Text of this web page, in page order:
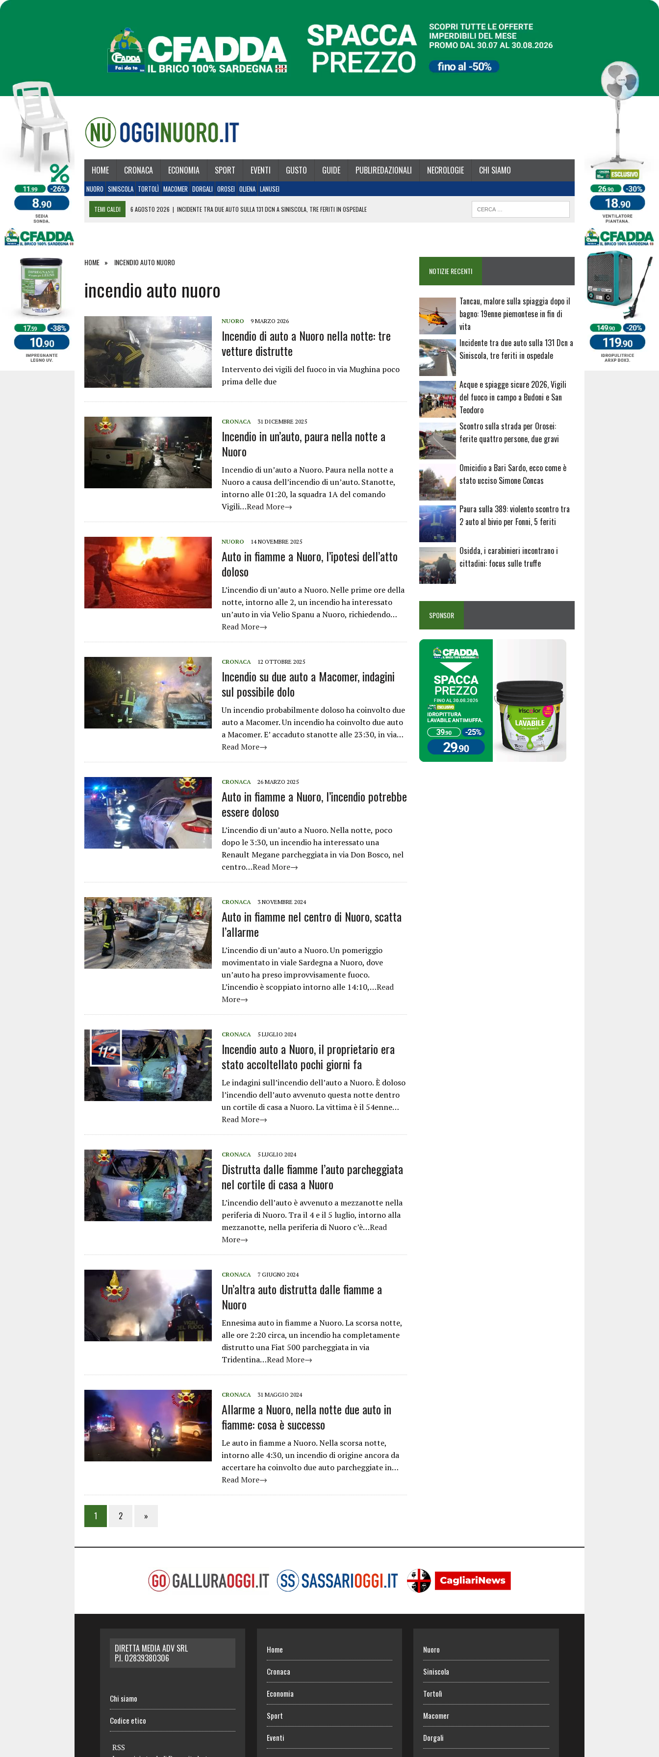
HOME CRONACA ECONOMIA SPORT EVENTI GUSTO GUIDE PUBLIREDAZIONALI NECROLOGIE CHI SIAMO
NUORO SINISCOLA TORTOLÌ MACOMER DORGALI OROSEI OLIENA LANUSEI
TEMI CALDI 6 AGOSTO 2026 | INCIDENTE TRA DUE AUTO SULLA 131 DCN A SINISCOLA, TRE FERITI IN OSPEDALE
27 LUGLIO 2026 | OMICIDIO A BARI SARDO, ECCO COME È STATO UCCISO SIMONE CONCAS
HOME INCENDIO AUTO NUORO
incendio auto nuoro
NUORO 9 MARZO 2026
Incendio di auto a Nuoro nella notte: tre
vetture distrutte
Intervento dei vigili del fuoco in via Mughina poco
prima delle due
CRONACA 31 DICEMBRE 2025
Incendio in un’auto, paura nella notte a
Nuoro
Incendio di un’auto a Nuoro. Paura nella notte a
Nuoro a causa dell’incendio di un’auto. Stanotte,
intorno alle 01:20, la squadra 1A del comando
Vigili…Read More→
NUORO 14 NOVEMBRE 2025
Auto in fiamme a Nuoro, l’ipotesi dell’atto
doloso
L’incendio di un’auto a Nuoro. Nelle prime ore della
notte, intorno alle 2, un incendio ha interessato
un’auto in via Velio Spanu a Nuoro, richiedendo…
Read More→
CRONACA 12 OTTOBRE 2025
Incendio su due auto a Macomer, indagini
sul possibile dolo
Un incendio probabilmente doloso ha coinvolto due
auto a Macomer. Un incendio ha coinvolto due auto
a Macomer. E’ accaduto stanotte alle 23:30, in via…
Read More→
CRONACA 26 MARZO 2025
Auto in fiamme a Nuoro, l’incendio potrebbe
essere doloso
L’incendio di un’auto a Nuoro. Nella notte, poco
dopo le 3:30, un incendio ha interessato una
Renault Megane parcheggiata in via Don Bosco, nel
centro…Read More→
CRONACA 3 NOVEMBRE 2024
Auto in fiamme nel centro di Nuoro, scatta
l’allarme
L’incendio di un’auto a Nuoro. Un pomeriggio
movimentato in viale Sardegna a Nuoro, dove
un’auto ha preso improvvisamente fuoco.
L’incendio è scoppiato intorno alle 14:10,…Read
More→
CRONACA 5 LUGLIO 2024
Incendio auto a Nuoro, il proprietario era
stato accoltellato pochi giorni fa
Le indagini sull’incendio dell’auto a Nuoro. È doloso
l’incendio dell’auto avvenuto questa notte dentro
un cortile di casa a Nuoro. La vittima è il 54enne…
Read More→
CRONACA 5 LUGLIO 2024
Distrutta dalle fiamme l’auto parcheggiata
nel cortile di casa a Nuoro
L’incendio dell’auto è avvenuto a mezzanotte nella
periferia di Nuoro. Tra il 4 e il 5 luglio, intorno alla
mezzanotte, nella periferia di Nuoro c’è…Read
More→
CRONACA 7 GIUGNO 2024
Un’altra auto distrutta dalle fiamme a
Nuoro
Ennesima auto in fiamme a Nuoro. La scorsa notte,
alle ore 2:20 circa, un incendio ha completamente
distrutto una Fiat 500 parcheggiata in via
Tridentina…Read More→
CRONACA 31 MAGGIO 2024
Allarme a Nuoro, nella notte due auto in
fiamme: cosa è successo
Le auto in fiamme a Nuoro. Nella scorsa notte,
intorno alle 4:30, un incendio di origine ancora da
accertare ha coinvolto due auto parcheggiate in…
Read More→
1 2 »
NOTIZIE RECENTI
Tancau, malore sulla spiaggia dopo il
bagno: 19enne piemontese in fin di
vita
Incidente tra due auto sulla 131 Dcn a
Siniscola, tre feriti in ospedale
Acque e spiagge sicure 2026, Vigili
del fuoco in campo a Budoni e San
Teodoro
Scontro sulla strada per Orosei:
ferite quattro persone, due gravi
Omicidio a Bari Sardo, ecco come è
stato ucciso Simone Concas
Paura sulla 389: violento scontro tra
2 auto al bivio per Fonni, 5 feriti
Osidda, i carabinieri incontrano i
cittadini: focus sulle truffe
SPONSOR
DIRETTA MEDIA ADV SRL
P.I. 02839380306
Chi siamo
Codice etico
RSS
Home
Cronaca
Economia
Sport
Eventi
Nuoro
Siniscola
Tortolì
Macomer
Dorgali